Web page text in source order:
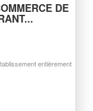
DE
entièrement